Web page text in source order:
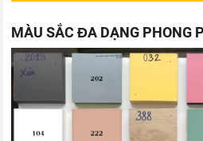
MÀU SẮC ĐA DẠNG PHONG